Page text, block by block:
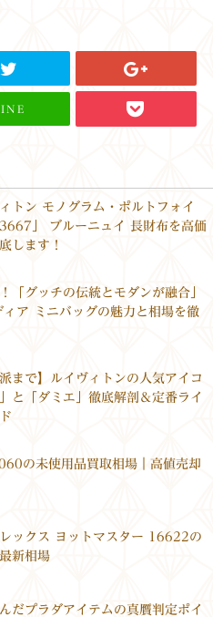
トン モノグラム・ポルトフォイ
」 ブルーニュイ 長財布を高価
します！
「グッチの伝統とモダンが融合」
ィア ミニバッグの魅力と相場を徹
まで】ルイヴィトンの人気アイコ
と「ダミエ」徹底解剖＆定番ライ
の未使用品買取相場｜高値売却
レックス ヨットマスター 16622の
新相場
だプラダアイテムの真贋判定ポイ